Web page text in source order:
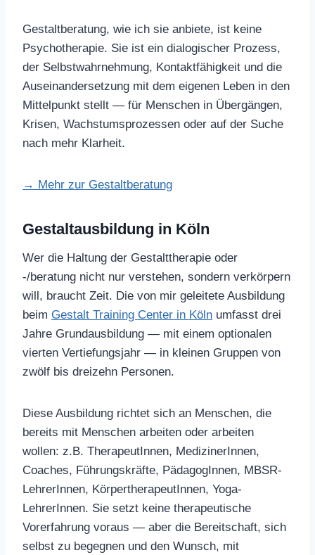
Gestaltberatung, wie ich sie anbiete, ist keine
Psychotherapie. Sie ist ein dialogischer Prozess,
der Selbstwahrnehmung, Kontaktfähigkeit und die
Auseinandersetzung mit dem eigenen Leben in den
Mittelpunkt stellt — für Menschen in Übergängen,
Krisen, Wachstumsprozessen oder auf der Suche
nach mehr Klarheit.
→ Mehr zur Gestaltberatung
Gestaltausbildung in Köln
Wer die Haltung der Gestalttherapie oder
-/beratung nicht nur verstehen, sondern verkörpern
will, braucht Zeit. Die von mir geleitete Ausbildung
beim Gestalt Training Center in Köln umfasst drei
Jahre Grundausbildung — mit einem optionalen
vierten Vertiefungsjahr — in kleinen Gruppen von
zwölf bis dreizehn Personen.
Diese Ausbildung richtet sich an Menschen, die
bereits mit Menschen arbeiten oder arbeiten
wollen: z.B. TherapeutInnen, MedizinerInnen,
Coaches, Führungskräfte, PädagogInnen, MBSR-
LehrerInnen, KörpertherapeutInnen, Yoga-
LehrerInnen. Sie setzt keine therapeutische
Vorerfahrung voraus — aber die Bereitschaft, sich
selbst zu begegnen und den Wunsch, mit